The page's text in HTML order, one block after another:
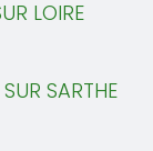
LOIRE
SARTHE